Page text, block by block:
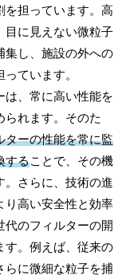
を担っています。高
目に見えない微粒子
集し、施設の外への
ています。
は、常に高い性能を
られます。そのた
ターの性能を常に監
することで、その機
。さらに、技術の進
り高い安全性と効率
代のフィルターの開
す。例えば、従来の
らに微細な粒子を捕